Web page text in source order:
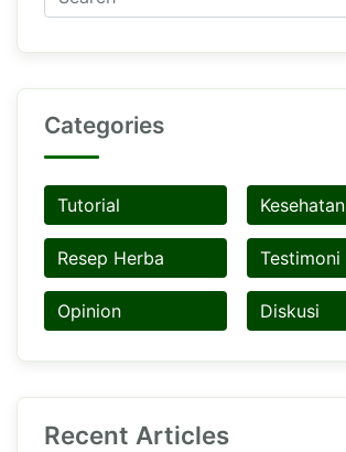
Categories
Tutorial Kesehatan
Resep Herba Testimoni
Opinion Diskusi
Recent Articles